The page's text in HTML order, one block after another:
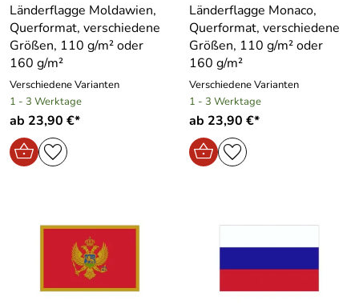
Länderflagge Moldawien,
Querformat, verschiedene
Größen, 110 g/m² oder
160 g/m²
Verschiedene Varianten
1 - 3 Werktage
ab 23,90 €*
Länderflagge Monaco,
Querformat, verschiedene
Größen, 110 g/m² oder
160 g/m²
Verschiedene Varianten
1 - 3 Werktage
ab 23,90 €*